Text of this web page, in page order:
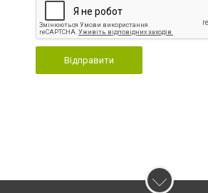
Відправити